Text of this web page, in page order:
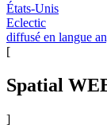
États-Unis
Eclectic
diffusé en langue
[
Spatial
]